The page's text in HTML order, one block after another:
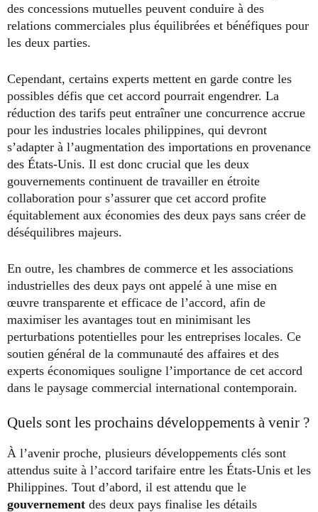
des concessions mutuelles peuvent conduire à des
relations commerciales plus équilibrées et bénéfiques pour
les deux parties.
Cependant, certains experts mettent en garde contre les
possibles défis que cet accord pourrait engendrer. La
réduction des tarifs peut entraîner une concurrence accrue
pour les industries locales philippines, qui devront
s’adapter à l’augmentation des importations en provenance
des États-Unis. Il est donc crucial que les deux
gouvernements continuent de travailler en étroite
collaboration pour s’assurer que cet accord profite
équitablement aux économies des deux pays sans créer de
déséquilibres majeurs.
En outre, les chambres de commerce et les associations
industrielles des deux pays ont appelé à une mise en
œuvre transparente et efficace de l’accord, afin de
maximiser les avantages tout en minimisant les
perturbations potentielles pour les entreprises locales. Ce
soutien général de la communauté des affaires et des
experts économiques souligne l’importance de cet accord
dans le paysage commercial international contemporain.
Quels sont les prochains développements à venir ?
À l’avenir proche, plusieurs développements clés sont
attendus suite à l’accord tarifaire entre les États-Unis et les
Philippines. Tout d’abord, il est attendu que le
gouvernement des deux pays finalise les détails